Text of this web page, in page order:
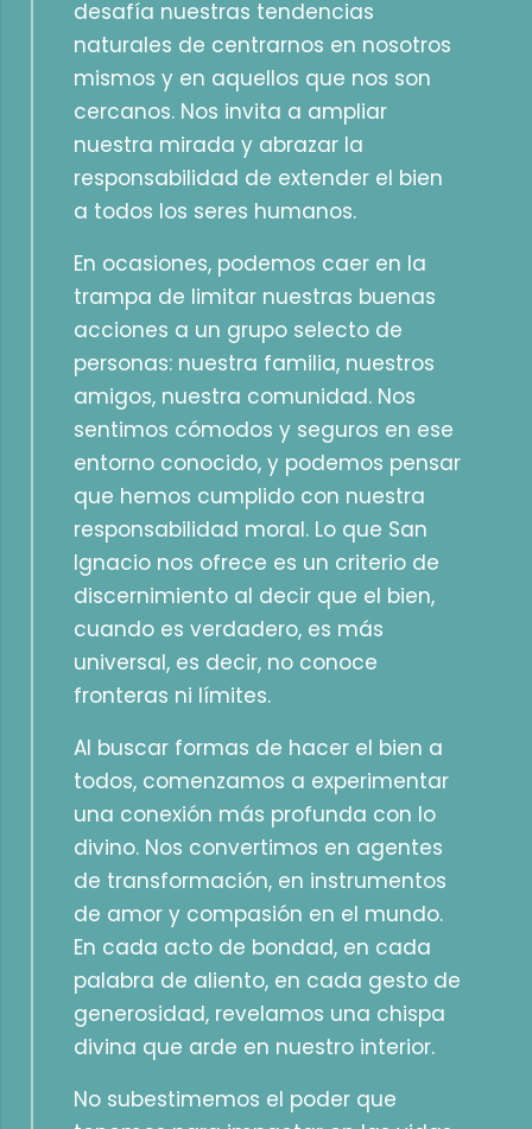
desafía nuestras tendencias
naturales de centrarnos en nosotros
mismos y en aquellos que nos son
cercanos. Nos invita a ampliar
nuestra mirada y abrazar la
responsabilidad de extender el bien
a todos los seres humanos.
En ocasiones, podemos caer en la
trampa de limitar nuestras buenas
acciones a un grupo selecto de
personas: nuestra familia, nuestros
amigos, nuestra comunidad. Nos
sentimos cómodos y seguros en ese
entorno conocido, y podemos pensar
que hemos cumplido con nuestra
responsabilidad moral. Lo que San
Ignacio nos ofrece es un criterio de
discernimiento al decir que el bien,
cuando es verdadero, es más
universal, es decir, no conoce
fronteras ni límites.
Al buscar formas de hacer el bien a
todos, comenzamos a experimentar
una conexión más profunda con lo
divino. Nos convertimos en agentes
de transformación, en instrumentos
de amor y compasión en el mundo.
En cada acto de bondad, en cada
palabra de aliento, en cada gesto de
generosidad, revelamos una chispa
divina que arde en nuestro interior.
No subestimemos el poder que